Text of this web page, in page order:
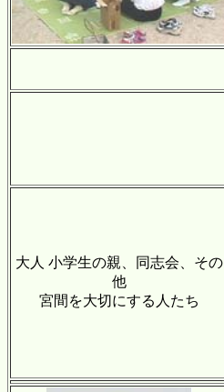
大人 小学生の親、同志会、その
他
宮間を大切にする人たち